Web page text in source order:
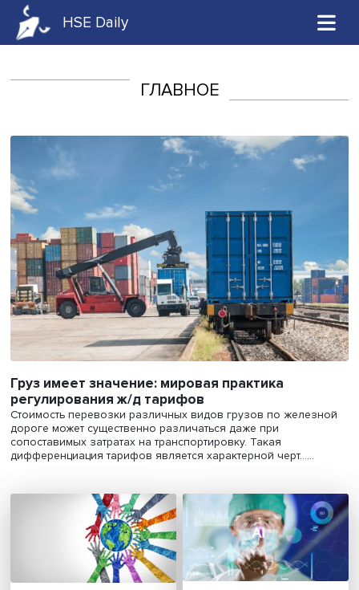
HSE Daily
ГЛАВНОЕ
Груз имеет значение: мировая практика
регулирования ж/д тарифов
дороге может существенно различаться даже при
сопоставимых затратах на транспортировку. Такая
дифференциация тарифов является характерной